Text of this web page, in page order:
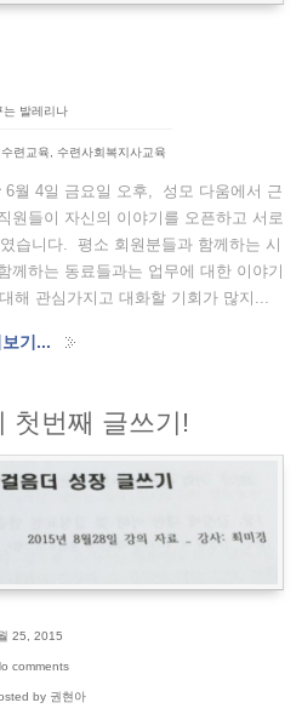
발레리나
수련교육 수련사회복지사교육
6월 4일 금요일 오후, 성모 다움에서 근
원들이 자신의 이야기를 오픈하고 서로
습니다. 평소 회원분들과 함께하는 시
께하는 동료들과는 업무에 대한 이야기
해 관심가지고 대화할 기회가 많지...
보기...
첫번째 글쓰기!
25, 2015
comments
by 권현아